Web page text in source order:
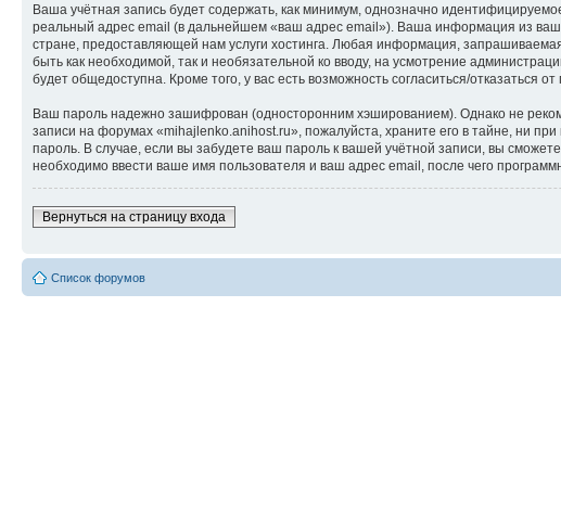
Ваша учётная запись будет содержать, как минимум, однозначно
реальный адрес email (в дальнейшем «ваш адрес email»). Ваша информация из
стране, предоставляющей нам услуги хостинга. Любая информация,
быть как необходимой, так и необязательной ко вводу, на усмотрение
будет общедоступна. Кроме того, у вас есть возможность согласиться/
Ваш пароль надежно зашифрован (односторонним хэшированием). Однако не
записи на форумах «mihajlenko.anihost.ru», пожалуйста, храните его в тайне, ни
пароль. В случае, если вы забудете ваш пароль к вашей учётной записи, вы
необходимо ввести ваше имя пользователя и ваш адрес email, после чего
Вернуться на страницу входа
Список форумов